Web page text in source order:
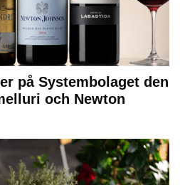
på Systembolaget den
och Newton